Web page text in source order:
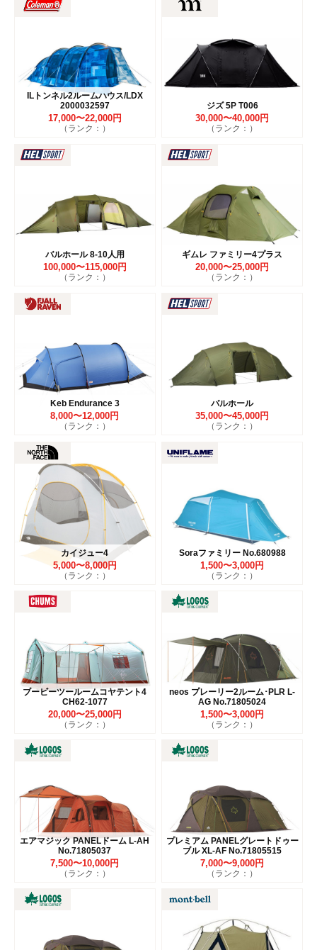
ILトンネル2ルームハウス/LDX
2000032597
17,000〜22,000円
（ランク：）
ジズ 5P T006
30,000〜40,000円
（ランク：）
バルホール 8-10人用
100,000〜115,000円
（ランク：）
ギムレ ファミリー4プラス
20,000〜25,000円
（ランク：）
Keb Endurance 3
8,000〜12,000円
（ランク：）
バルホール
35,000〜45,000円
（ランク：）
カイジュー4
5,000〜8,000円
（ランク：）
Soraファミリー No.680988
1,500〜3,000円
（ランク：）
ブービーツールームコヤテント4
CH62-1077
20,000〜25,000円
（ランク：）
neos プレーリー2ルーム･PLR L-
AG No.71805024
1,500〜3,000円
（ランク：）
エアマジック PANELドーム L-AH
No.71805037
7,500〜10,000円
（ランク：）
プレミアム PANELグレートドゥー
ブル XL-AF No.71805515
7,000〜9,000円
（ランク：）